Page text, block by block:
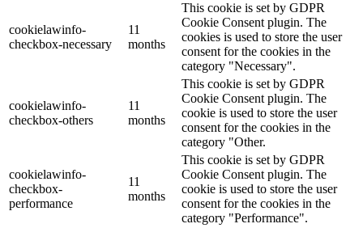
cookielawinfo-
checkbox-necessary
11
months
This cookie is set by GDPR
Cookie Consent plugin. The
cookies is used to store the user
consent for the cookies in the
category "Necessary".
cookielawinfo-
checkbox-others
11
months
This cookie is set by GDPR
Cookie Consent plugin. The
cookie is used to store the user
consent for the cookies in the
category "Other.
cookielawinfo-
checkbox-
performance
11
months
This cookie is set by GDPR
Cookie Consent plugin. The
cookie is used to store the user
consent for the cookies in the
category "Performance".